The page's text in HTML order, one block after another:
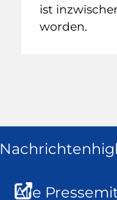
ist
worden.
Alle